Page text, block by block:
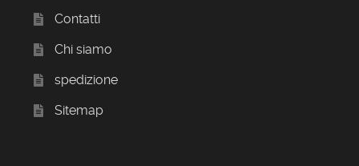
Contatti
Chi siamo
spedizione
Sitemap